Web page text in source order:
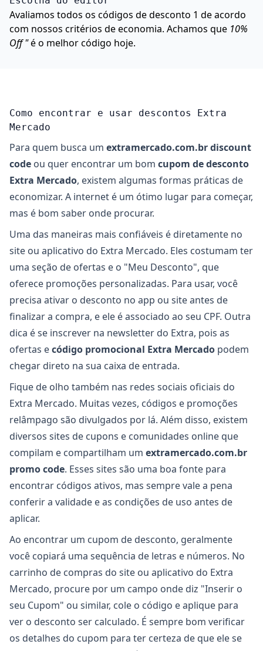
Avaliamos todos os códigos de desconto 1 de acordo
com nossos critérios de economia. Achamos que 10%
Off "é o melhor código hoje.
Como encontrar e usar descontos Extra
Mercado
Para quem busca um extramercado.com.br discount
code ou quer encontrar um bom cupom de desconto
Extra Mercado, existem algumas formas práticas de
economizar. A internet é um ótimo lugar para começar,
mas é bom saber onde procurar.
Uma das maneiras mais confiáveis é diretamente no
site ou aplicativo do Extra Mercado. Eles costumam ter
uma seção de ofertas e o "Meu Desconto", que
oferece promoções personalizadas. Para usar, você
precisa ativar o desconto no app ou site antes de
finalizar a compra, e ele é associado ao seu CPF. Outra
dica é se inscrever na newsletter do Extra, pois as
ofertas ecódigo promocional Extra Mercado podem
chegar direto na sua caixa de entrada.
Fique de olho também nas redes sociais oficiais do
Extra Mercado. Muitas vezes, códigos e promoções
relâmpago são divulgados por lá. Além disso, existem
diversos sites de cupons e comunidades online que
compilam e compartilham um extramercado.com.br
promo code. Esses sites são uma boa fonte para
encontrar códigos ativos, mas sempre vale a pena
conferir a validade e as condições de uso antes de
aplicar.
Ao encontrar um cupom de desconto, geralmente
você copiará uma sequência de letras e números. No
carrinho de compras do site ou aplicativo do Extra
Mercado, procure por um campo onde diz "Inserir o
seu Cupom" ou similar, cole o código e aplique para
ver o desconto ser calculado. É sempre bom verificar
os detalhes do cupom para ter certeza de que ele se